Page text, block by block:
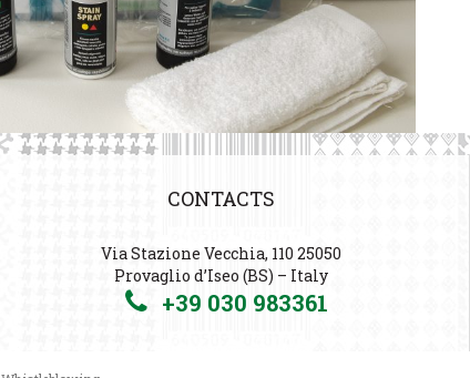
CONTACTS
Via Stazione Vecchia, 110 25050
Provaglio d’Iseo (BS) – Italy
+39 030 983361